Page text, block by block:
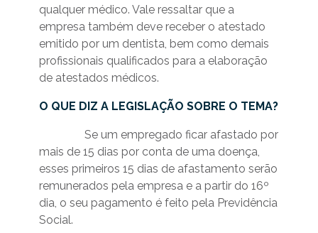
qualquer médico. Vale ressaltar que a
empresa também deve receber o atestado
emitido por um dentista, bem como demais
profissionais qualificados para a elaboração
de atestados médicos.
O QUE DIZ A LEGISLAÇÃO SOBRE O TEMA?
Se um empregado ficar afastado por
mais de 15 dias por conta de uma doença,
esses primeiros 15 dias de afastamento serão
remunerados pela empresa e a partir do 16º
dia, o seu pagamento é feito pela Previdência
Social.